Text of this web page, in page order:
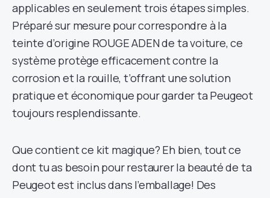
applicables en seulement trois étapes simples.
Préparé sur mesure pour correspondre à la
teinte d’origine ROUGE ADEN de ta voiture, ce
système protège efficacement contre la
corrosion et la rouille, t’offrant une solution
pratique et économique pour garder ta Peugeot
toujours resplendissante.
Que contient ce kit magique? Eh bien, tout ce
dont tu as besoin pour restaurer la beauté de ta
Peugeot est inclus dans l’emballage! Des